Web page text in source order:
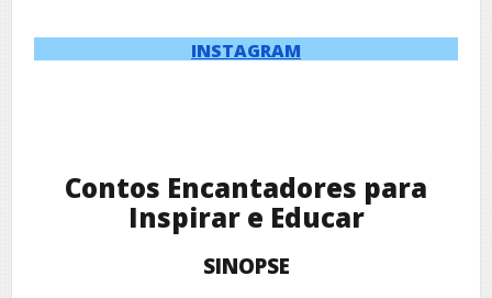
INSTAGRAM
Contos Encantadores para
Inspirar e Educar
SINOPSE